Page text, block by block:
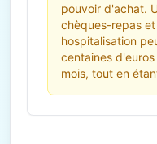
pouvoir d'achat.
chèques-repas
hospitalisation
centaines
mois, tout en